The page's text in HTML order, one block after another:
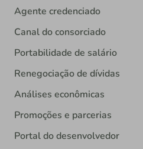
Agente credenciado
Canal do consorciado
Portabilidade de salário
Renegociação de dívidas
Análises econômicas
Promoções e parcerias
Portal do desenvolvedor